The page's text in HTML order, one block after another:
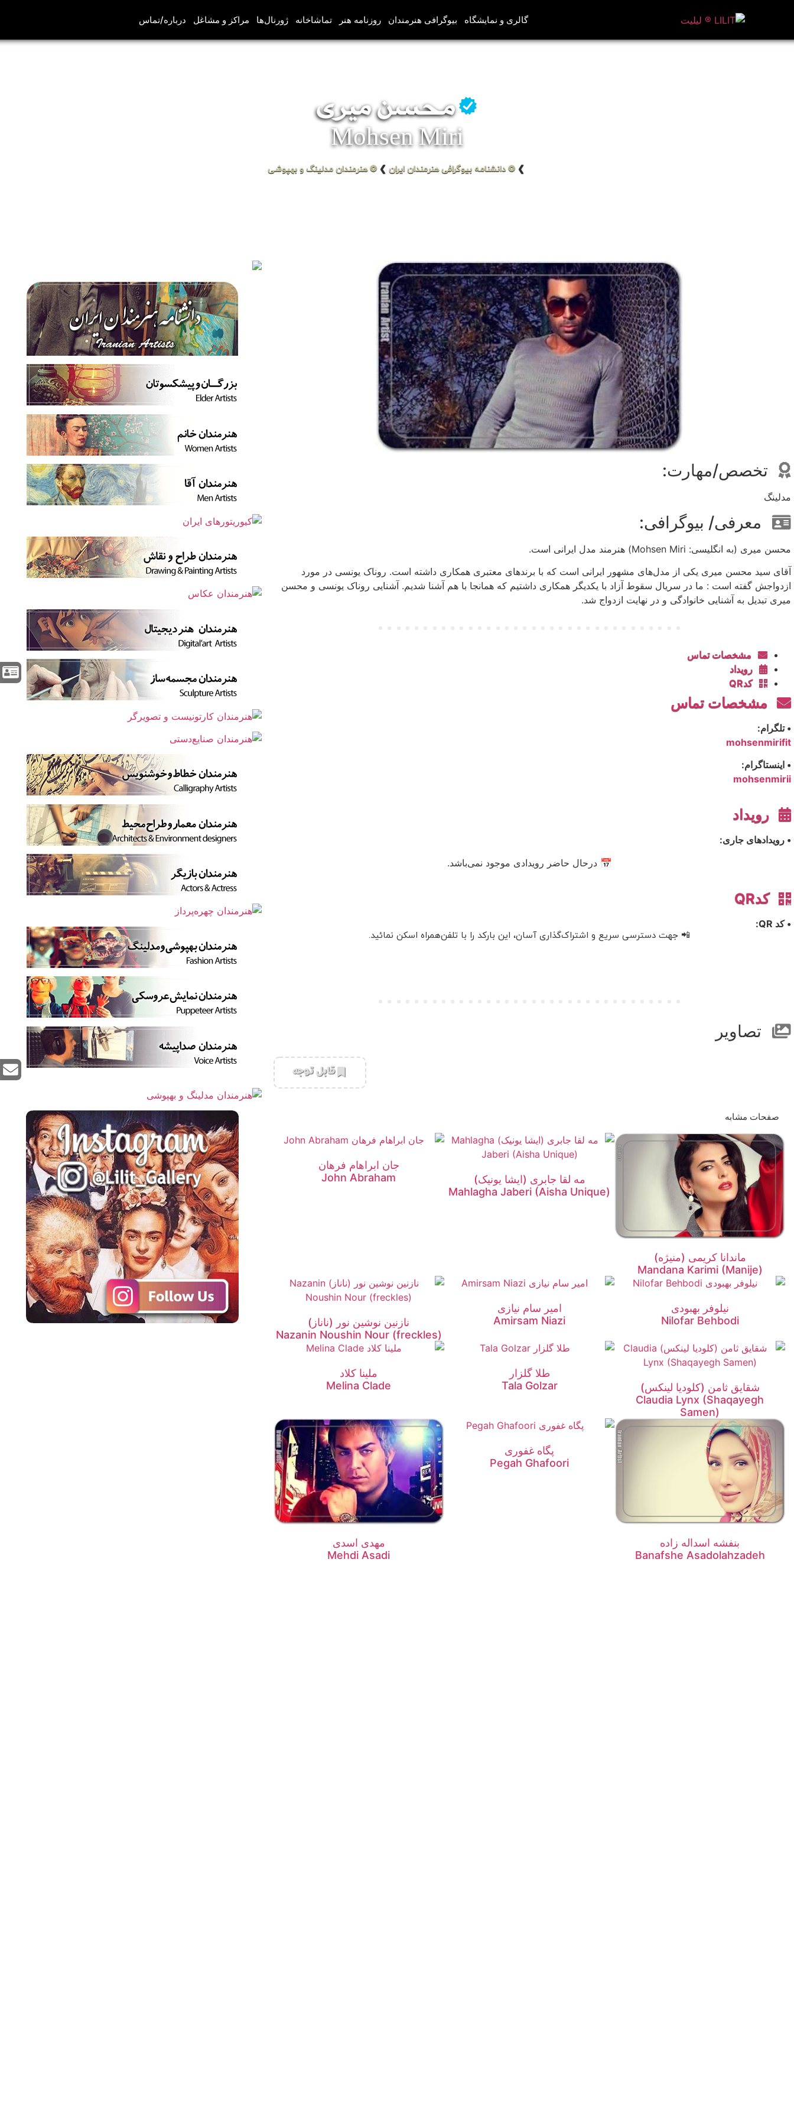
گالری و نمایشگاه بیوگرافی هنرمندان روزنامه هنر تماشاخانه ژورنال‌ها مراکز و مشاغل درباره/تماس
محسن میری
Mohsen Miri
❯ ❂ دانشنامه بیوگرافی هنرمندان ایران ❯ ❂ هنرمندان مدلینگ و بهپوشی
تخصص/مهارت:
مدلینگ
معرفی/ بیوگرافی:
محسن میری (به انگلیسی: Mohsen Miri) هنرمند مدل ایرانی است.
آقای سید محسن میری یکی از مدل‌های مشهور ایرانی است که با برندهای معتبری همکاری داشته است. روناک یونسی در مورد
ازدواجش گفته است : ما در سریال سقوط آزاد با یکدیگر همکاری داشتیم که همانجا با هم آشنا شدیم. آشنایی روناک یونسی و محسن
میری تبدیل به آشنایی خانوادگی و در نهایت ازدواج شد.
مشخصات تماس
رویداد
کدQR
مشخصات تماس
• تلگرام:
mohsenmirifit
• اینستاگرام:
mohsenmirii
رویداد
• رویدادهای جاری:
📅 درحال حاضر رویدادی موجود نمی‌باشد.
کدQR
• کد QR:
📲 جهت دسترسی سریع و اشتراک‌گذاری آسان، این بارکد را با تلفن‌همراه اسکن نمائید.
تصاویر
‌قابل توجه
صفحات مشابه
ماندانا کریمی (منیژه)
Mandana Karimi (Manije)
مه لقا جابری (ایشا یونیک)
Mahlagha Jaberi (Aisha Unique)
جان ابراهام فرهان
John Abraham
نیلوفر بهبودی
Nilofar Behbodi
امیر سام نیازی
Amirsam Niazi
نازنین نوشین نور (ناناز)
Nazanin Noushin Nour (freckles)
شقایق ثامن (کلودیا لینکس)
Claudia Lynx (Shaqayegh
Samen)
طلا گلزار
Tala Golzar
ملینا کلاد
Melina Clade
بنفشه اسداله زاده
Banafshe Asadolahzadeh
پگاه غفوری
Pegah Ghafoori
مهدی اسدی
Mehdi Asadi